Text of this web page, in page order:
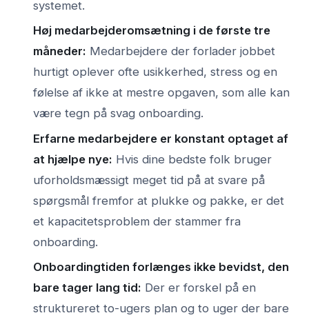
systemet.
Høj medarbejderomsætning i de første tre
måneder: Medarbejdere der forlader jobbet
hurtigt oplever ofte usikkerhed, stress og en
følelse af ikke at mestre opgaven, som alle kan
være tegn på svag onboarding.
Erfarne medarbejdere er konstant optaget af
at hjælpe nye: Hvis dine bedste folk bruger
uforholdsmæssigt meget tid på at svare på
spørgsmål fremfor at plukke og pakke, er det
et kapacitetsproblem der stammer fra
onboarding.
Onboardingtiden forlænges ikke bevidst, den
bare tager lang tid: Der er forskel på en
struktureret to-ugers plan og to uger der bare